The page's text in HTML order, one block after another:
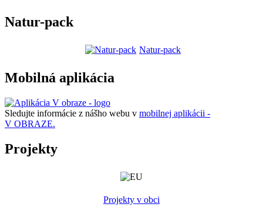
Natur-pack
Natur-pack
Mobilná aplikácia
Sledujte informácie z nášho webu v mobilnej aplikácii -
V OBRAZE.
Projekty
Projekty v obci